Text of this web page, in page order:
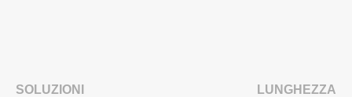
SOLUZIONI LUNGHEZZA